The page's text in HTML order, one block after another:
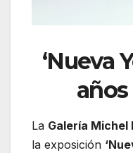
‘Nueva
años
La Galería Michel
la exposición